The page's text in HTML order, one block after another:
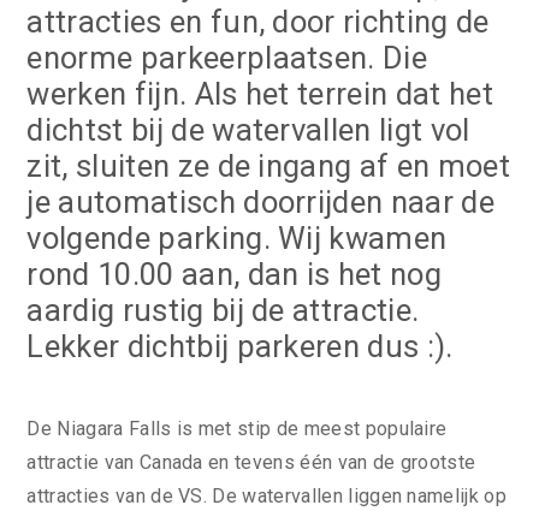
attracties en fun, door richting de
enorme parkeerplaatsen. Die
werken fijn. Als het terrein dat het
dichtst bij de watervallen ligt vol
zit, sluiten ze de ingang af en moet
je automatisch doorrijden naar de
volgende parking. Wij kwamen
rond 10.00 aan, dan is het nog
aardig rustig bij de attractie.
Lekker dichtbij parkeren dus :).
De Niagara Falls is met stip de meest populaire
attractie van Canada en tevens één van de grootste
attracties van de VS. De watervallen liggen namelijk op